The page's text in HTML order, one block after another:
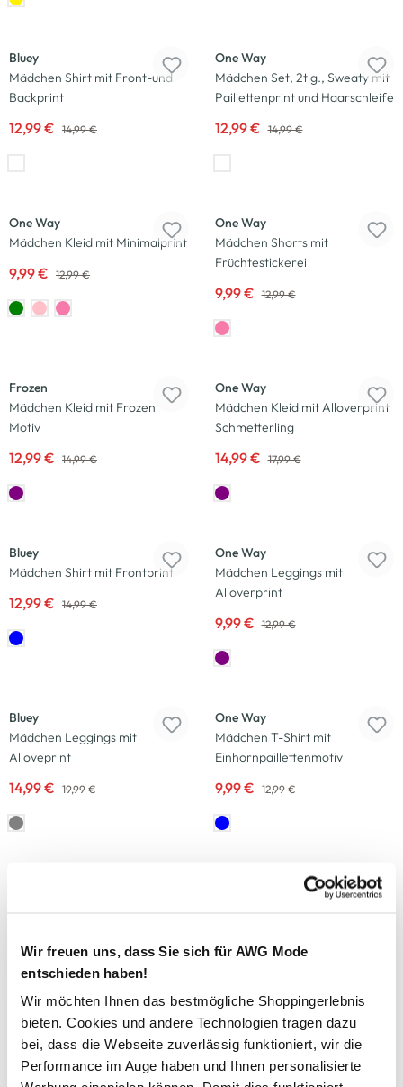
Wir freuen uns, dass Sie sich für AWG Mode
entschieden haben!
Wir möchten Ihnen das bestmögliche Shoppingerlebnis
bieten. Cookies und andere Technologien tragen dazu
bei, dass die Webseite zuverlässig funktioniert, wir die
Performance im Auge haben und Ihnen personalisierte
Bluey
Mädchen Shirt mit Front-und
Backprint
12,99 € 14,99 €
One Way
Mädchen Set, 2tlg., Sweaty mit
Paillettenprint und Haarschleife
12,99 € 14,99 €
One Way
Mädchen Kleid mit Minimalprint
9,99 € 12,99 €
One Way
Mädchen Shorts mit
Früchtestickerei
9,99 € 12,99 €
Frozen
Mädchen Kleid mit Frozen
Motiv
12,99 € 14,99 €
One Way
Mädchen Kleid mit Alloverprint
Schmetterling
14,99 € 17,99 €
Bluey
Mädchen Shirt mit Frontprint
12,99 € 14,99 €
One Way
Mädchen Leggings mit
Alloverprint
9,99 € 12,99 €
Bluey
Mädchen Leggings mit
Alloveprint
14,99 € 19,99 €
One Way
Mädchen T-Shirt mit
Einhornpaillettenmotiv
9,99 € 12,99 €
9,99 € 15,99 €
Mädchen Leggings mit
9,99 € 12,99 €
One Way
Mädchen Tüllkleid mit Tasche
One Way
Mädchen Kleid im Minimalprint